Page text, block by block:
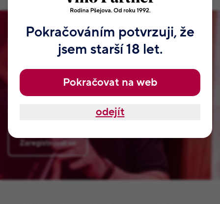
Staňte se členem našeho klubu!
Tyhle odměny, které najdete jen u nás. Jsou od našeho táty
Jaroslava a samozřejmě od Jitky, Radka, Romana a dalších
členů naší rodiny. Nemají je nikde jinde na světě. Přihlaste
se, nezabere vám to ani dvě minuty.
Zaregistrovat se
Pokračováním potvrzuji, že
jsem starší 18 let.
Pokračovat na web
odejít